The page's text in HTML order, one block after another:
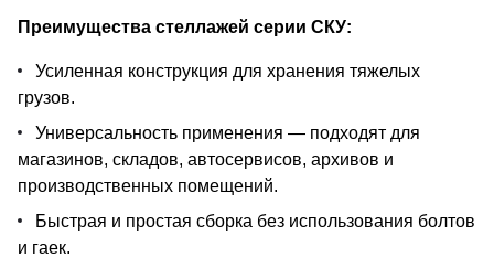
Преимущества стеллажей серии СКУ:
Усиленная конструкция для хранения тяжелых
грузов.
Универсальность применения — подходят для
магазинов, складов, автосервисов, архивов и
производственных помещений.
Быстрая и простая сборка без использования болтов
и гаек.